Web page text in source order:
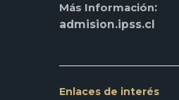
Más Información:
admision.ipss.cl
Enlaces de interés